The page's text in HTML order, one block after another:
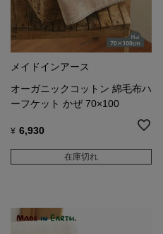
メイドインアース
オーガニックコットン 綿毛布ハ
ーフケット かぜ 70×100
¥ 6,930
在庫切れ